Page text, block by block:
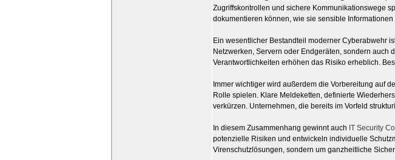
Zugriffskontrollen und sichere Kommunikationswege
dokumentieren können, wie sie sensible
Ein wesentlicher Bestandteil moderner Cyberabwehr
Netzwerken, Servern oder Endgeräten, sondern
Verantwortlichkeiten erhöhen das Risiko erheblich.
Immer wichtiger wird außerdem die Vorbereitung auf
Rolle spielen. Klare Meldeketten, definierte
verkürzen. Unternehmen, die bereits im Vorfeld
In diesem Zusammenhang gewinnt auch IT Security
potenzielle Risiken und entwickeln individuelle
Virenschutzlösungen, sondern um ganzheitliche